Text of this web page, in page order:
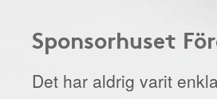
Sponsorhuset
Det har aldrig varit